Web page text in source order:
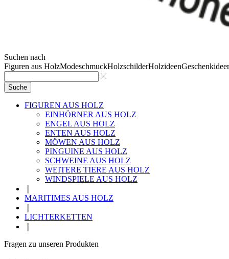
Suchen nach
Figuren aus HolzModeschmuckHolzschilderHolzideen
Suche
FIGUREN AUS HOLZ
EINHÖRNER AUS HOLZ
ENGEL AUS HOLZ
ENTEN AUS HOLZ
MÖWEN AUS HOLZ
PINGUINE AUS HOLZ
SCHWEINE AUS HOLZ
WEITERE TIERE AUS HOLZ
WINDSPIELE AUS HOLZ
MARITIMES AUS HOLZ
LICHTERKETTEN
Fragen zu unseren Produkten